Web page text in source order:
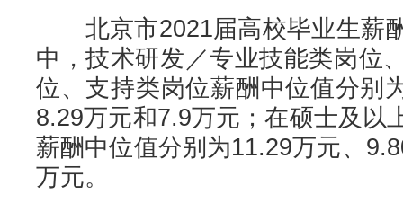
北京市2021届高校毕业生薪
中，技术研发／专业技能类岗位
位、支持类岗位薪酬中位值分别
8.29万元和7.9万元；在硕士及以
薪酬中位值分别为11.29万元、
万元。